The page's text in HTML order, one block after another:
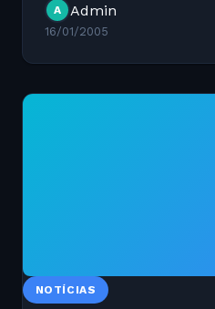
A Admin
16/01/2005
NOTÍCIAS